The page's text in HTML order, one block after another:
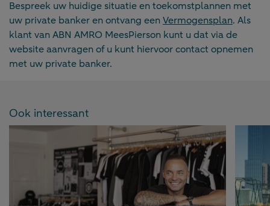
Bespreek uw huidige situatie en toekomstplannen met
uw private banker en ontvang eenVermogensplan. Als
klant van ABN AMRO MeesPierson kunt u dat via de
website aanvragen of u kunt hiervoor contact opnemen
met uw private banker.
Ook interessant